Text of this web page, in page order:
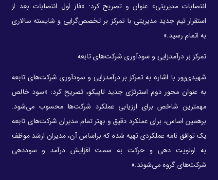
انتصابات مدیریتی» عنوان و تصریح کرد: «فاز اول انتصابات بعد از
استقرار تیم جدید مدیریتی با تمرکز بر تخصص‌گرایی و شایسته سالاری
به اتمام رسید.»
تمرکز بر درآمدزایی و سودآوری شرکت‌های تابعه
شهیدی‌پور با اشاره به تمرکز بر درآمدزایی و سودآوری شرکت‌های تابعه
به عنوان محور دوم استرتژی جدید تاپیکو، تصریح کرد: «سود خالص
مهمترین شاخص برای ارزیابی عملکرد شرکت‌ها محسوب می‌شود.
برهمین اساس، برای عملکرد دقیق و بهتر تمام مدیران شرکت‌های تابعه
یک توافق‌ نامه عملکردی تهیه شده که براساس آن، مدیران ارشد موظف
به اولویت‌ دهی و حرکت به سمت افزایش درآمد و سوددهی
شرکت‌های گروه می‌شوند.»